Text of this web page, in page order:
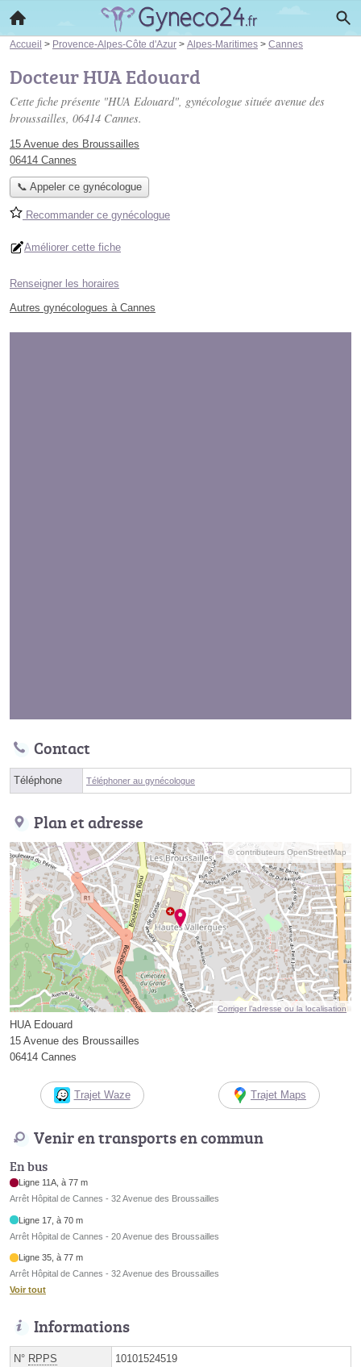
Accueil > Provence-Alpes-Côte d'Azur > Alpes-Maritimes > Cannes
Docteur HUA Edouard
Cette fiche présente "HUA Edouard", gynécologue située avenue des
broussailles, 06414 Cannes.
15 Avenue des Broussailles
06414 Cannes
📞 Appeler ce gynécologue
Recommander ce gynécologue
Améliorer cette fiche
Renseigner les horaires
Autres gynécologues à Cannes
Contact
Téléphone Téléphoner au gynécologue
Plan et adresse
© contributeurs OpenStreetMap
Corriger l’adresse ou la localisation
HUA Edouard
15 Avenue des Broussailles
06414 Cannes
Trajet Waze Trajet Maps
Venir en transports en commun
En bus
Ligne 11A, à 77 m
Arrêt Hôpital de Cannes - 32 Avenue des Broussailles
Ligne 17, à 70 m
Arrêt Hôpital de Cannes - 20 Avenue des Broussailles
Ligne 35, à 77 m
Arrêt Hôpital de Cannes - 32 Avenue des Broussailles
Voir tout
Informations
N° RPPS 10101524519